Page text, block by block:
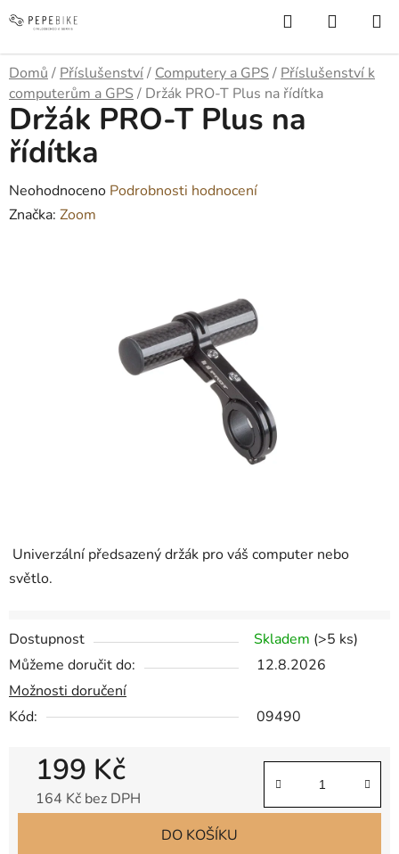
na
Hledat
KOŠÍK
Domů / Příslušenství/ Computery a GPS / Příslušenství k
computerům a GPS / Držák PRO-T Plus na řídítka
Univerzální předsazený držák pro váš computer nebo
světlo.
Dostupnost Skladem (>5 ks)
Můžeme doručit do:
12.8.2026
Možnosti doručení
Kód:
09490
199 Kč
164 Kč bez DPH
DO KOŠÍKU
Držák PRO-T Plus na
řídítka
Průměrné
hodnocení
Neohodnoceno Podrobnosti hodnocení
Značka: Zoom